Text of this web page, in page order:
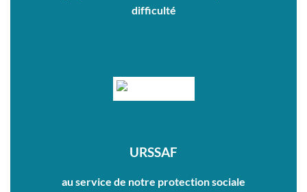
difficulté
URSSAF
au service de notre protection sociale